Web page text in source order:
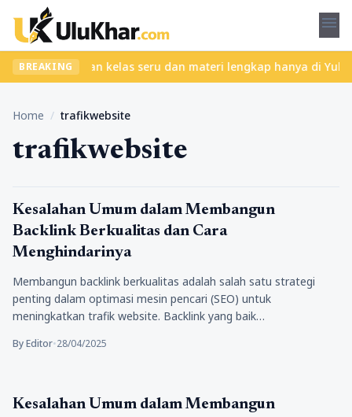
menu
BREAKING
Temukan kelas seru dan materi lengkap hanya di
Home / trafikwebsite
trafikwebsite
Tips Marketing
Kesalahan Umum dalam Membangun
Backlink Berkualitas dan Cara
Menghindarinya
Membangun backlink berkualitas adalah salah satu strategi
penting dalam optimasi mesin pencari (SEO) untuk
meningkatkan trafik website. Backlink yang baik…
By Editor•28/04/2025
Tips Marketing
Kesalahan Umum dalam Membangun